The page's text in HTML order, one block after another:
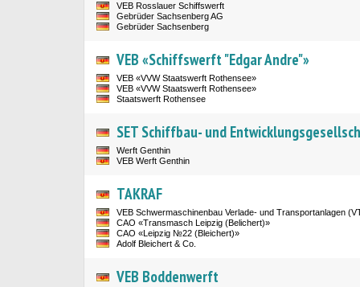
VEB Rosslauer Schiffswerft
Gebrüder Sachsenberg AG
Gebrüder Sachsenberg
VEB «Schiffswerft "Edgar Andre"»
VEB «VVW Staatswerft Rothensee»
VEB «VVW Staatswerft Rothensee»
Staatswerft Rothensee
SET Schiffbau- und
Werft Genthin
VEB Werft Genthin
TAKRAF
VEB Schwermaschinenbau Verlade- und Transportanlagen
САО «Transmasch Leipzig (Belichert)»
САО «Leipzig №22 (Bleichert)»
Adolf Bleichert & Co.
VEB Boddenwerft